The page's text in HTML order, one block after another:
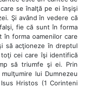
se înalţă pe ei înşişi
Şi având în vedere că
fie că sunt în forma
în forma oamenilor care
să acţioneze în dreptul
cei care îşi identifică
să triumfe şi ei. Prin
lui Dumnezeu
Hristos (1 Corinteni